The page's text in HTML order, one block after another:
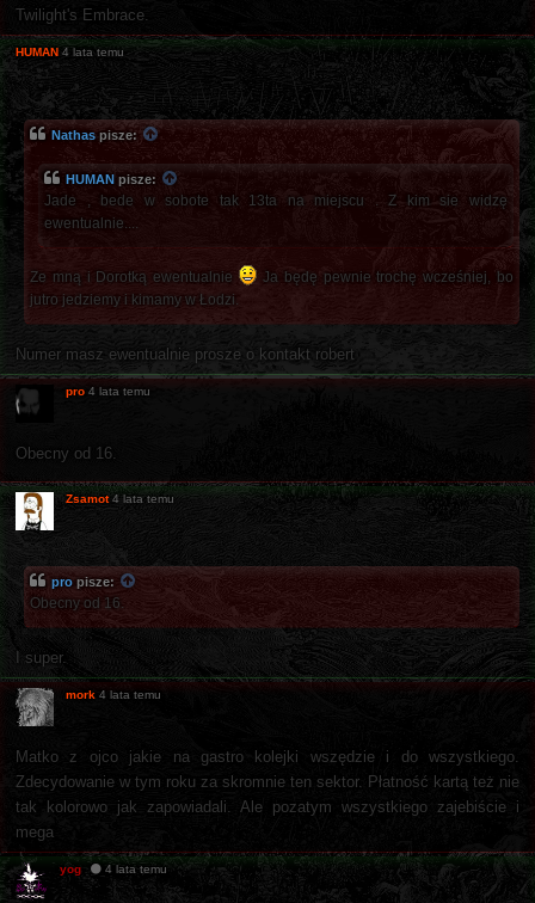
Twilight's Embrace.
HUMAN 4 lata temu
Nathas pisze:
HUMAN pisze:
Jade , bede w sobote tak 13ta na miejscu . Z kim sie widzę
ewentualnie....
Ze mną i Dorotką ewentualnie
Ja będę pewnie trochę wcześniej, bo
jutro jedziemy i kimamy w Łodzi.
Numer masz ewentualnie prosze o kontakt robert
pro 4 lata temu
Obecny od 16.
Zsamot 4 lata temu
pro pisze:
Obecny od 16.
I super.
mork 4 lata temu
Matko z ojco jakie na gastro kolejki wszędzie i do wszystkiego.
Zdecydowanie w tym roku za skromnie ten sektor. Płatność kartą też nie
tak kolorowo jak zapowiadali. Ale pozatym wszystkiego zajebiście i
mega
yog 4 lata temu